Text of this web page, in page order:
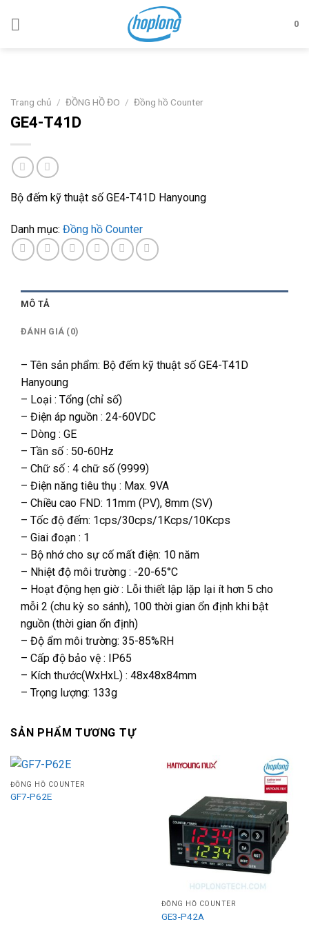
0
Trang chủ / ĐỒNG HỒ ĐO / Đồng hồ Counter
GE4-T41D
Bộ đếm kỹ thuật số GE4-T41D Hanyoung
Danh mục: Đồng hồ Counter
MÔ TẢ
ĐÁNH GIÁ (0)
– Tên sản phẩm: Bộ đếm kỹ thuật số GE4-T41D
Hanyoung
– Loại : Tổng (chỉ số)
– Điện áp nguồn : 24-60VDC
– Dòng : GE
– Tần số : 50-60Hz
– Chữ số : 4 chữ số (9999)
– Điện năng tiêu thụ : Max. 9VA
– Chiều cao FND: 11mm (PV), 8mm (SV)
– Tốc độ đếm: 1cps/30cps/1Kcps/10Kcps
– Giai đoạn : 1
– Bộ nhớ cho sự cố mất điện: 10 năm
– Nhiệt độ môi trường : -20-65°C
– Hoạt động hẹn giờ : Lỗi thiết lập lặp lại ít hơn 5 cho
mỗi 2 (chu kỳ so sánh), 100 thời gian ổn định khi bật
nguồn (thời gian ổn định)
– Độ ẩm môi trường: 35-85%RH
– Cấp độ bảo vệ : IP65
– Kích thước(WxHxL) : 48x48x84mm
– Trọng lượng: 133g
SẢN PHẨM TƯƠNG TỰ
ĐỒNG HỒ COUNTER
GF7-P62E
ĐỒNG HỒ COUNTER
GE3-P42A